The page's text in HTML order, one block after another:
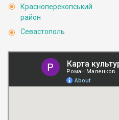
Красноперекопський
район
Севастополь